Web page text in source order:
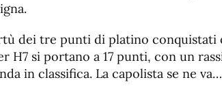
dei tre punti di platino conquistati
H7 si portano a 17 punti, con un
in classifica. La capolista se ne va…